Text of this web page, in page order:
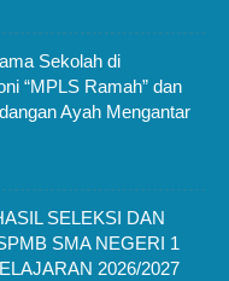
Sekolah di
“MPLS Ramah” dan
Ayah Mengantar
SELEKSI DAN
SMA NEGERI 1
2026/2027